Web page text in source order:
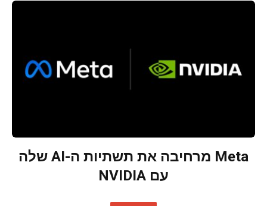
Meta מרחיבה את תשתיות ה-AI שלה
עם NVIDIA